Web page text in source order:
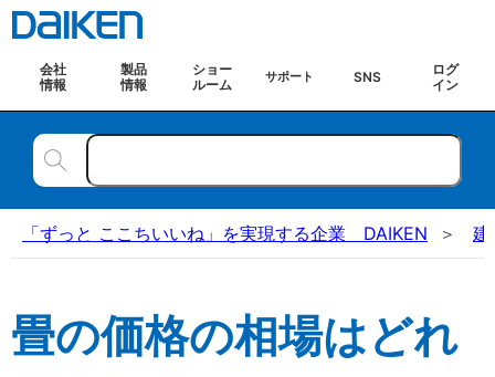
会社
情報
製品
情報
ショー
ルーム
サポート SNS
ログ
イン
「ずっと ここちいいね」を実現する企業 DAIKEN 建
畳の価格の相場はどれ